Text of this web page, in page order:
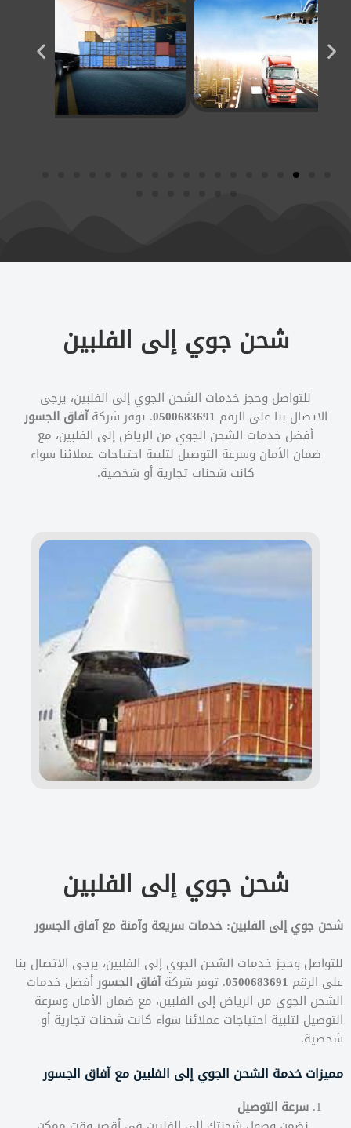
شحن جوي إلى الفلبين
للتواصل وحجز خدمات الشحن الجوي إلى الفلبين، يرجى
الاتصال بنا على الرقم 0500683691. توفر شركةآفاق الجسور
أفضل خدمات الشحن الجوي من الرياض إلى الفلبين، مع
ضمان الأمان وسرعة التوصيل لتلبية احتياجات عملائنا سواء
كانت شحنات تجارية أو شخصية.
شحن جوي إلى الفلبين
شحن جوي إلى الفلبين: خدمات سريعة وآمنة مع آفاق الجسور
للتواصل وحجز خدمات الشحن الجوي إلى الفلبين، يرجى الاتصال بنا
على الرقم 0500683691. توفر شركةآفاق الجسورأفضل خدمات
الشحن الجوي من الرياض إلى الفلبين، مع ضمان الأمان وسرعة
التوصيل لتلبية احتياجات عملائنا سواء كانت شحنات تجارية أو
شخصية.
مميزات خدمة الشحن الجوي إلى الفلبين مع آفاق الجسور
سرعة التوصيل